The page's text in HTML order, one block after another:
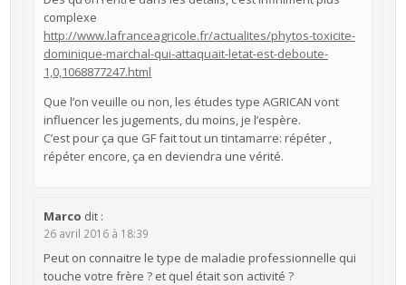
complexe
http://www.lafranceagricole.fr/actualites/phytos-toxicite-
dominique-marchal-qui-attaquait-letat-est-deboute-
1,0,1068877247.html
Que l’on veuille ou non, les études type AGRICAN vont
influencer les jugements, du moins, je l’espère.
C’est pour ça que GF fait tout un tintamarre: répéter ,
répéter encore, ça en deviendra une vérité.
Marco dit :
26 avril 2016 à 18:39
Peut on connaitre le type de maladie professionnelle qui
touche votre frère ? et quel était son activité ?